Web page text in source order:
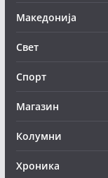
Македонија
Свет
Спорт
Магазин
Колумни
Хроника